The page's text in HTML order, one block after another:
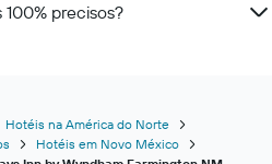
precisos?
Hotéis na América do Norte
Hotéis em Novo México